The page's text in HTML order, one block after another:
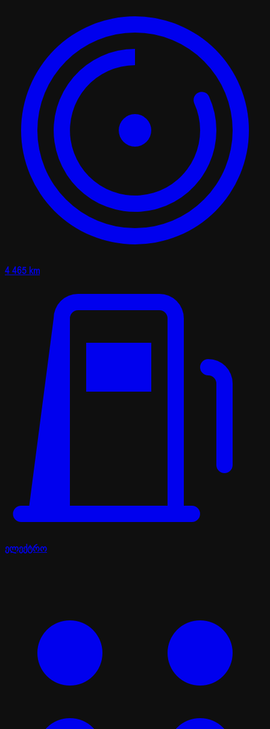
4 465 km
ელექტრო